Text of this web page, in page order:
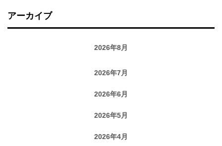
アーカイブ
2026年8月
2026年7月
2026年6月
2026年5月
2026年4月